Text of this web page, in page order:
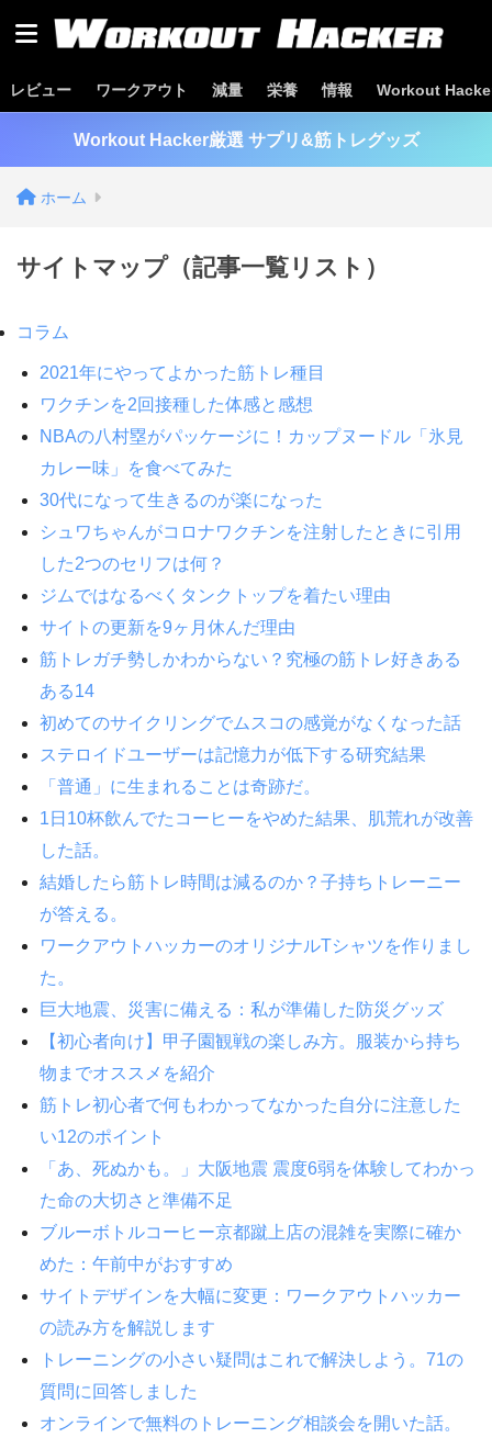
レビュー ワークアウト 減量 栄養 情報 Workout
Workout Hacker厳選 サプリ&筋トレグッズ
ホーム
サイトマップ（記事一覧リスト）
コラム
2021年にやってよかった筋トレ種目
ワクチンを2回接種した体感と感想
NBAの八村塁がパッケージに！カップヌードル「氷見
カレー味」を食べてみた
30代になって生きるのが楽になった
シュワちゃんがコロナワクチンを注射したときに引用
した2つのセリフは何？
ジムではなるべくタンクトップを着たい理由
サイトの更新を9ヶ月休んだ理由
筋トレガチ勢しかわからない？究極の筋トレ好きある
ある14
初めてのサイクリングでムスコの感覚がなくなった話
ステロイドユーザーは記憶力が低下する研究結果
「普通」に生まれることは奇跡だ。
1日10杯飲んでたコーヒーをやめた結果、肌荒れが改善
した話。
結婚したら筋トレ時間は減るのか？子持ちトレーニー
が答える。
ワークアウトハッカーのオリジナルTシャツを作りまし
た。
巨大地震、災害に備える：私が準備した防災グッズ
【初心者向け】甲子園観戦の楽しみ方。服装から持ち
物までオススメを紹介
筋トレ初心者で何もわかってなかった自分に注意した
い12のポイント
「あ、死ぬかも。」大阪地震 震度6弱を体験してわかっ
た命の大切さと準備不足
ブルーボトルコーヒー京都蹴上店の混雑を実際に確か
めた：午前中がおすすめ
サイトデザインを大幅に変更：ワークアウトハッカー
の読み方を解説します
トレーニングの小さい疑問はこれで解決しよう。71の
質問に回答しました
オンラインで無料のトレーニング相談会を開いた話。